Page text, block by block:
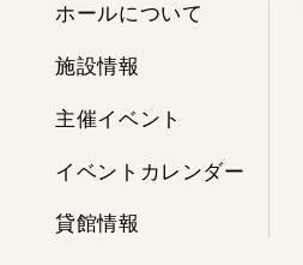
ホールについて
施設情報
主催イベント
イベントカレンダー
貸館情報